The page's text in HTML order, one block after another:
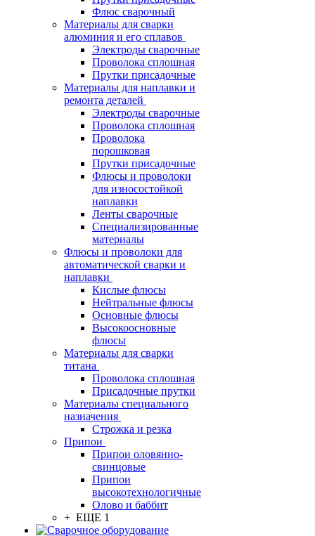
Флюс сварочный
Материалы для сварки
алюминия и его сплавов
Электроды сварочные
Проволока сплошная
Прутки присадочные
Материалы для наплавки и
ремонта деталей
Электроды сварочные
Проволока сплошная
Проволока
порошковая
Прутки присадочные
Флюсы и проволоки
для износостойкой
наплавки
Ленты сварочные
Специализированные
материалы
Флюсы и проволоки для
автоматической сварки и
наплавки
Кислые флюсы
Нейтральные флюсы
Основные флюсы
Высокоосновные
флюсы
Материалы для сварки
титана
Проволока сплошная
Присадочные прутки
Материалы специального
назначения
Строжка и резка
Припои
Припои оловянно-
свинцовые
Припои
высокотехнологичные
Олово и баббит
+ ЕЩЕ 1